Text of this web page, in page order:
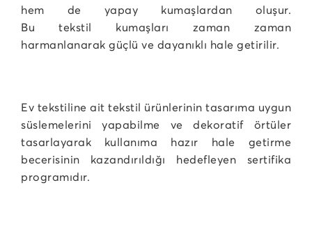
hem de yapay kumaşlardan oluşur.
Bu tekstil kumaşları zaman zaman
harmanlanarak güçlü ve dayanıklı hale getirilir.
Ev tekstiline ait tekstil ürünlerinin tasarıma uygun
süslemelerini yapabilme ve dekoratif örtüler
tasarlayarak kullanıma hazır hale getirme
becerisinin kazandırıldığı hedefleyen sertifika
programıdır.